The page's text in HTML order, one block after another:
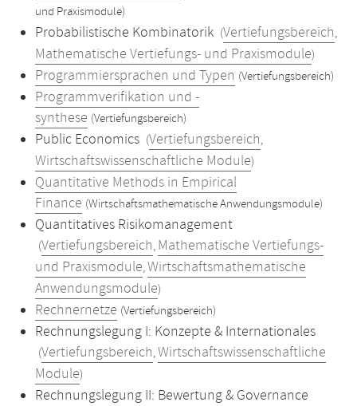
und Praxismodule)
Probabilistische Kombinatorik (Vertiefungsbereich,
Mathematische Vertiefungs- und Praxismodule)
Programmiersprachen und Typen (Vertiefungsbereich)
Programmverifikation und -
synthese (Vertiefungsbereich)
Public Economics (Vertiefungsbereich,
Wirtschaftswissenschaftliche Module)
Quantitative Methods in Empirical
Finance (Wirtschaftsmathematische Anwendungsmodule)
Quantitatives Risikomanagement
(Vertiefungsbereich, Mathematische Vertiefungs-
und Praxismodule,Wirtschaftsmathematische
Anwendungsmodule)
Rechnernetze (Vertiefungsbereich)
Rechnungslegung I: Konzepte & Internationales
(Vertiefungsbereich,Wirtschaftswissenschaftliche
Module)
Rechnungslegung II: Bewertung & Governance